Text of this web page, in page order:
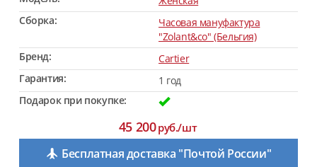
Сборка:
Часовая мануфактура
"Zolant&co" (Бельгия)
Бренд:
Cartier
Гарантия:
1 год
Подарок при покупке:
45 200руб./шт
Бесплатная доставка "Почтой России"